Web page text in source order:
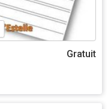
Gratuit